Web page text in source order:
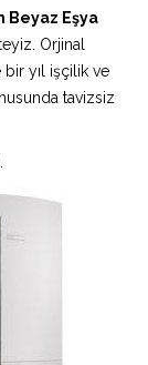
Beyaz Eşya
Orjinal
yıl işçilik ve
tavizsiz